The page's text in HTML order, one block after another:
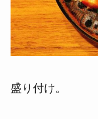
盛り付け。